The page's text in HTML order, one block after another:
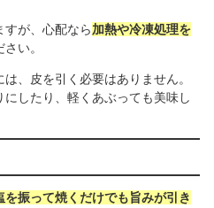
すが、心配なら加熱や冷凍処理を
い。
、皮を引く必要はありません。
したり、軽くあぶっても美味し
を振って焼くだけでも旨みが引き